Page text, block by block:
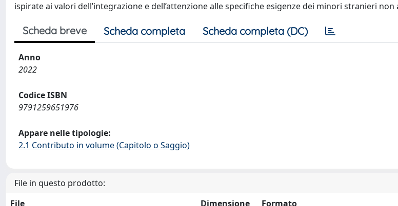
ispirate ai valori dell’integrazione e dell’attenzione alle specifiche esigenze dei minori stranieri non
Scheda breve Scheda completa Scheda completa (DC)
Anno
2022
Codice ISBN
9791259651976
Appare nelle tipologie:
2.1 Contributo in volume (Capitolo o Saggio)
File in questo prodotto:
File
Dimensione Formato